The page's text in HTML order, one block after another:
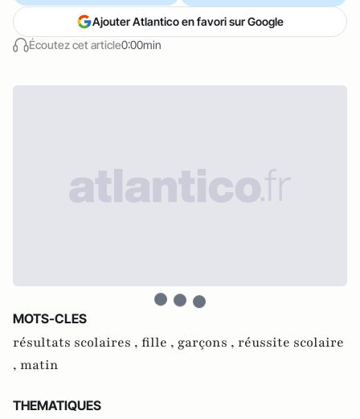
Écoutez cet article0:00min
Ajouter Atlantico en favori sur Google
MOTS-CLES
résultats scolaires , fille , garçons , réussite scolaire
, matin
THEMATIQUES